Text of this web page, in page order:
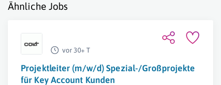
Ähnliche Jobs
vor 30+ T
Projektleiter (m/w/d) Spezial-/Großprojekte
für Key Account Kunden